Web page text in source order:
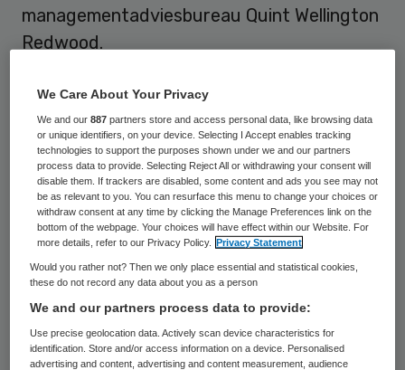
managementadviesbureau Quint Wellington
Redwood.
Zowel care- als cure-instellingen geven aan
groei te verwachten wat betreft
outsourcing van IT. Toch zijn er opvallende
onderlinge verschillen te zien, aldus Quint.
Van de care-instellingen verwacht zestig
procent dat de hoeveelheid outsourcing zal
toenemen, terwijl dit bij cure 87 procent is.
Kwaliteit
De meest genoemde reden (30 procent) om
We Care About Your Privacy
We and our887 partners store and access personal data, like browsing data
or unique identifiers, on your device. Selecting I Accept enables tracking
technologies to support the purposes shown under we and our partners
process data to provide. Selecting Reject All or withdrawing your consent will
disable them. If trackers are disabled, some content and ads you see may not
be as relevant to you. You can resurface this menu to change your choices or
withdraw consent at any time by clicking the Manage Preferences link on the
bottom of the webpage. Your choices will have effect within our Website. For
more details, refer to our Privacy Policy.
Privacy Statement
Would you rather not? Then we only place essential and statistical cookies,
these do not record any data about you as a person
We and our partners process data to provide:
Use precise geolocation data. Actively scan device characteristics for
identification. Store and/or access information on a device. Personalised
advertising and content, advertising and content measurement, audience